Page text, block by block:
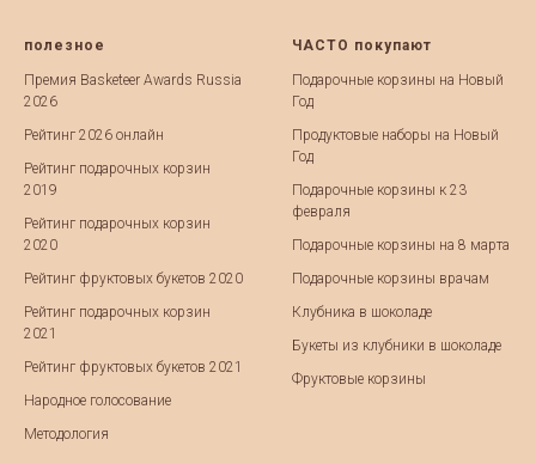
полезное
Премия Basketeer Awards Russia
2026
Рейтинг 2026 онлайн
Рейтинг подарочных корзин
2019
Рейтинг подарочных корзин
2020
Рейтинг фруктовых букетов 2020
Рейтинг подарочных корзин
2021
Рейтинг фруктовых букетов 2021
Народное голосование
Методология
ЧАСТО покупают
Подарочные корзины на Новый
Год
Продуктовые наборы на Новый
Год
Подарочные корзины к 23
февраля
Подарочные корзины на 8 марта
Подарочные корзины врачам
Клубника в шоколаде
Букеты из клубники в шоколаде
Фруктовые корзины